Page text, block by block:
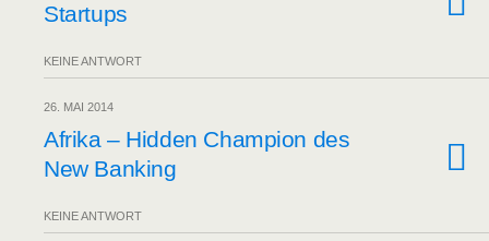
Startups
KEINE ANTWORT
26. MAI 2014
Afri­ka – Hid­den Cham­pi­on des
New Banking
KEINE ANTWORT